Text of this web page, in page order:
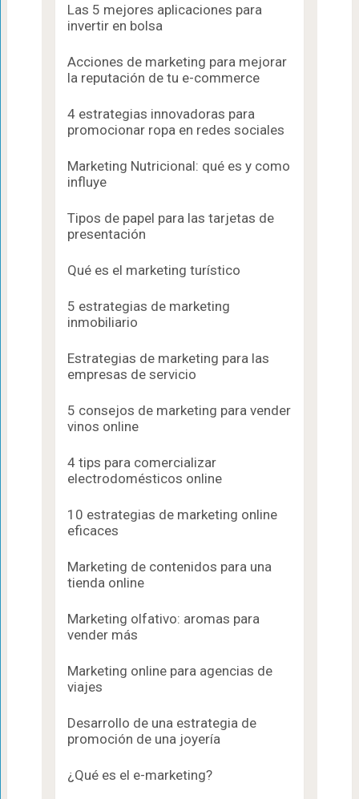
Las 5 mejores aplicaciones para
invertir en bolsa
Acciones de marketing para mejorar
la reputación de tu e-commerce
4 estrategias innovadoras para
promocionar ropa en redes sociales
Marketing Nutricional: qué es y como
influye
Tipos de papel para las tarjetas de
presentación
Qué es el marketing turístico
5 estrategias de marketing
inmobiliario
Estrategias de marketing para las
empresas de servicio
5 consejos de marketing para vender
vinos online
4 tips para comercializar
electrodomésticos online
10 estrategias de marketing online
eficaces
Marketing de contenidos para una
tienda online
Marketing olfativo: aromas para
vender más
Marketing online para agencias de
viajes
Desarrollo de una estrategia de
promoción de una joyería
¿Qué es el e-marketing?